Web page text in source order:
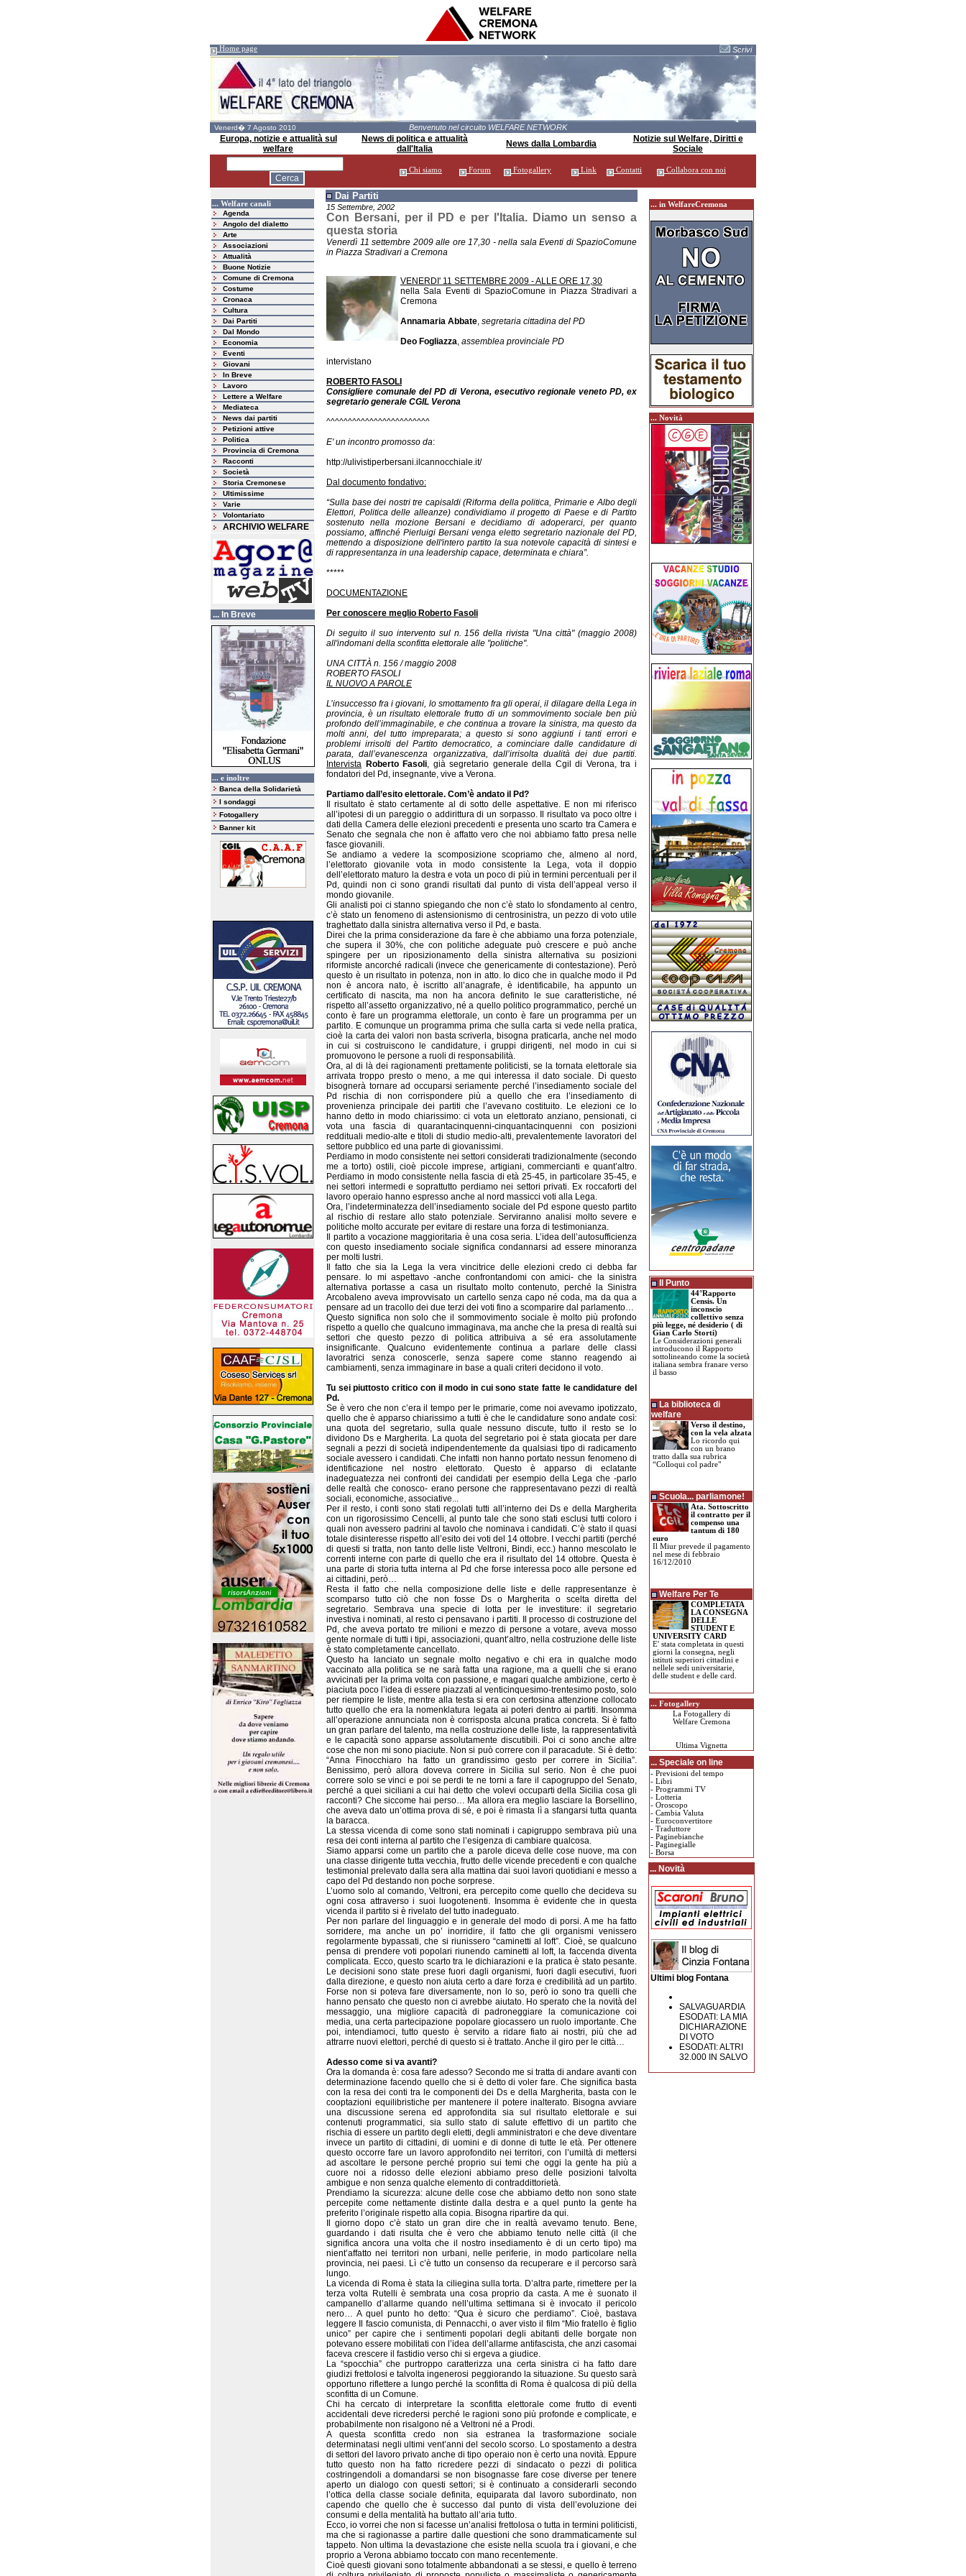
Home page Scrivi
Venerd� 7 Agosto 2010 Benvenuto nel circuito WELFARE NETWORK
Europa, notizie e attualità sul
welfare
News di politica e attualità
dall'Italia
News dalla Lombardia
Notizie sul Welfare, Diritti e
Sociale
Chi siamo Forum Fotogallery Link Contatti Collabora con noi
... Welfare canali
Agenda
Angolo del dialetto
Arte
Associazioni
Attualità
Buone Notizie
Comune di Cremona
Costume
Cronaca
Cultura
Dai Partiti
Dal Mondo
Economia
Eventi
Giovani
In Breve
Lavoro
Lettere a Welfare
Mediateca
News dai partiti
Petizioni attive
Politica
Provincia di Cremona
Racconti
Società
Storia Cremonese
Ultimissime
Varie
Volontariato
ARCHIVIO WELFARE
... In Breve
... e inoltre
Banca della Solidarietà
I sondaggi
Fotogallery
Banner kit
Dai Partiti
15 Settembre, 2002
Con Bersani, per il PD e per l'Italia. Diamo un senso a
questa storia
Venerdì 11 settembre 2009 alle ore 17,30 - nella sala Eventi di SpazioComune
in Piazza Stradivari a Cremona
VENERDI' 11 SETTEMBRE 2009 - ALLE ORE 17,30
nella Sala Eventi di SpazioComune in Piazza Stradivari a
Cremona
Annamaria Abbate, segretaria cittadina del PD
Deo Fogliazza, assemblea provinciale PD
intervistano
ROBERTO FASOLI
Consigliere comunale del PD di Verona, esecutivo regionale veneto PD, ex
segretario generale CGIL Verona
^^^^^^^^^^^^^^^^^^^^^^^^
E' un incontro promosso da:
http://ulivistiperbersani.ilcannocchiale.it/
Dal documento fondativo:
“Sulla base dei nostri tre capisaldi (Riforma della politica, Primarie e Albo degli
Elettori, Politica delle alleanze) condividiamo il progetto di Paese e di Partito
sostenuto nella mozione Bersani e decidiamo di adoperarci, per quanto
possiamo, affinché Pierluigi Bersani venga eletto segretario nazionale del PD,
mettendo a disposizione dell'intero partito la sua notevole capacità di sintesi e
di rappresentanza in una leadership capace, determinata e chiara”.
*****
DOCUMENTAZIONE
Per conoscere meglio Roberto Fasoli
Di seguito il suo intervento sul n. 156 della rivista "Una città" (maggio 2008)
all'indomani della sconfitta elettorale alle "politiche".
UNA CITTÀ n. 156 / maggio 2008
ROBERTO FASOLI
IL NUOVO A PAROLE
L’insuccesso fra i giovani, lo smottamento fra gli operai, il dilagare della Lega in
provincia, è un risultato elettorale frutto di un sommovimento sociale ben più
profondo dell’immaginabile, e che continua a trovare la sinistra, ma questo da
molti anni, del tutto impreparata; a questo si sono aggiunti i tanti errori e
problemi irrisolti del Partito democratico, a cominciare dalle candidature di
parata, dall’evanescenza organizzativa, dall’irrisolta dualità dei due partiti.
Intervista Roberto Fasoli, già segretario generale della Cgil di Verona, tra i
fondatori del Pd, insegnante, vive a Verona.
Partiamo dall’esito elettorale. Com’è andato il Pd?
Il risultato è stato certamente al di sotto delle aspettative. E non mi riferisco
all’ipotesi di un pareggio o addirittura di un sorpasso. Il risultato va poco oltre i
dati della Camera delle elezioni precedenti e presenta uno scarto tra Camera e
Senato che segnala che non è affatto vero che noi abbiamo fatto presa nelle
fasce giovanili.
Se andiamo a vedere la scomposizione scopriamo che, almeno al nord,
l’elettorato giovanile vota in modo consistente la Lega, vota il doppio
dell’elettorato maturo la destra e vota un poco di più in termini percentuali per il
Pd, quindi non ci sono grandi risultati dal punto di vista dell’appeal verso il
mondo giovanile.
Gli analisti poi ci stanno spiegando che non c’è stato lo sfondamento al centro,
c’è stato un fenomeno di astensionismo di centrosinistra, un pezzo di voto utile
traghettato dalla sinistra alternativa verso il Pd, e basta.
Direi che la prima considerazione da fare è che abbiamo una forza potenziale,
che supera il 30%, che con politiche adeguate può crescere e può anche
spingere per un riposizionamento della sinistra alternativa su posizioni
riformiste ancorché radicali (invece che genericamente di contestazione). Però
questo è un risultato in potenza, non in atto. Io dico che in qualche modo il Pd
non è ancora nato, è iscritto all’anagrafe, è identificabile, ha appunto un
certificato di nascita, ma non ha ancora definito le sue caratteristiche, né
rispetto all’assetto organizzativo, né a quello politico programmatico, perché un
conto è fare un programma elettorale, un conto è fare un programma per un
partito. E comunque un programma prima che sulla carta si vede nella pratica,
cioè la carta dei valori non basta scriverla, bisogna praticarla, anche nel modo
in cui si costruiscono le candidature, i gruppi dirigenti, nel modo in cui si
promuovono le persone a ruoli di responsabilità.
Ora, al di là dei ragionamenti prettamente politicisti, se la tornata elettorale sia
arrivata troppo presto o meno, a me qui interessa il dato sociale. Di questo
bisognerà tornare ad occuparsi seriamente perché l’insediamento sociale del
Pd rischia di non corrispondere più a quello che era l’insediamento di
provenienza principale dei partiti che l’avevano costituito. Le elezioni ce lo
hanno detto in modo chiarissimo: ci vota un elettorato anziano, pensionati, ci
vota una fascia di quarantacinquenni-cinquantacinquenni con posizioni
reddituali medio-alte e titoli di studio medio-alti, prevalentemente lavoratori del
settore pubblico ed una parte di giovanissimi.
Perdiamo in modo consistente nei settori considerati tradizionalmente (secondo
me a torto) ostili, cioè piccole imprese, artigiani, commercianti e quant’altro.
Perdiamo in modo consistente nella fascia di età 25-45, in particolare 35-45, e
nei settori intermedi e soprattutto perdiamo nei settori privati. Ex roccaforti del
lavoro operaio hanno espresso anche al nord massicci voti alla Lega.
Ora, l’indeterminatezza dell’insediamento sociale del Pd espone questo partito
al rischio di restare allo stato potenziale. Serviranno analisi molto severe e
politiche molto accurate per evitare di restare una forza di testimonianza.
Il partito a vocazione maggioritaria è una cosa seria. L’idea dell’autosufficienza
con questo insediamento sociale significa condannarsi ad essere minoranza
per molti lustri.
Il fatto che sia la Lega la vera vincitrice delle elezioni credo ci debba far
pensare. Io mi aspettavo -anche confrontandomi con amici- che la sinistra
alternativa portasse a casa un risultato molto contenuto, perché la Sinistra
Arcobaleno aveva improvvisato un cartello senza capo né coda, ma da qua a
pensare ad un tracollo dei due terzi dei voti fino a scomparire dal parlamento…
Questo significa non solo che il sommovimento sociale è molto più profondo
rispetto a quello che qualcuno immaginava, ma anche che la presa di realtà sui
settori che questo pezzo di politica attribuiva a sé era assolutamente
insignificante. Qualcuno evidentemente continua a parlare delle classi
lavoratrici senza conoscerle, senza sapere come stanno reagendo ai
cambiamenti, senza immaginare in base a quali criteri decidono il voto.
Tu sei piuttosto critico con il modo in cui sono state fatte le candidature del
Pd.
Se è vero che non c’era il tempo per le primarie, come noi avevamo ipotizzato,
quello che è apparso chiarissimo a tutti è che le candidature sono andate così:
una quota del segretario, sulla quale nessuno discute, tutto il resto se lo
dividono Ds e Margherita. La quota del segretario poi è stata giocata per dare
segnali a pezzi di società indipendentemente da qualsiasi tipo di radicamento
sociale avessero i candidati. Che infatti non hanno portato nessun fenomeno di
identificazione nel nostro elettorato. Questo è apparso di eclatante
inadeguatezza nei confronti dei candidati per esempio della Lega che -parlo
delle realtà che conosco- erano persone che rappresentavano pezzi di realtà
sociali, economiche, associative...
Per il resto, i conti sono stati regolati tutti all’interno dei Ds e della Margherita
con un rigorosissimo Cencelli, al punto tale che sono stati esclusi tutti coloro i
quali non avessero padrini al tavolo che nominava i candidati. C’è stato il quasi
totale disinteresse rispetto all’esito dei voti del 14 ottobre. I vecchi partiti (perché
di questi si tratta, non tanto delle liste Veltroni, Bindi, ecc.) hanno mescolato le
correnti interne con parte di quello che era il risultato del 14 ottobre. Questa è
una parte di storia tutta interna al Pd che forse interessa poco alle persone ed
ai cittadini, però…
Resta il fatto che nella composizione delle liste e delle rappresentanze è
scomparso tutto ciò che non fosse Ds o Margherita o scelta diretta del
segretario. Sembrava una specie di lotta per le investiture: il segretario
investiva i nominati, al resto ci pensavano i partiti. Il processo di costruzione del
Pd, che aveva portato tre milioni e mezzo di persone a votare, aveva mosso
gente normale di tutti i tipi, associazioni, quant’altro, nella costruzione delle liste
è stato completamente cancellato.
Questo ha lanciato un segnale molto negativo e chi era in qualche modo
vaccinato alla politica se ne sarà fatta una ragione, ma a quelli che si erano
avvicinati per la prima volta con passione, e magari qualche ambizione, certo è
piaciuta poco l’idea di essere piazzati al venticinquesimo-trentesimo posto, solo
per riempire le liste, mentre alla testa si era con certosina attenzione collocato
tutto quello che era la nomenklatura legata ai poteri dentro ai partiti. Insomma
all’operazione annunciata non è corrisposta alcuna pratica concreta. Si è fatto
un gran parlare del talento, ma nella costruzione delle liste, la rappresentatività
e le capacità sono apparse assolutamente discutibili. Poi ci sono anche altre
cose che non mi sono piaciute. Non si può correre con il paracadute. Si è detto:
“Anna Finocchiaro ha fatto un grandissimo gesto per correre in Sicilia”.
Benissimo, però allora doveva correre in Sicilia sul serio. Non è che puoi
correre solo se vinci e poi se perdi te ne torni a fare il capogruppo del Senato,
perché a quei siciliani a cui hai detto che volevi occuparti della Sicilia cosa gli
racconti? Che siccome hai perso… Ma allora era meglio lasciare la Borsellino,
che aveva dato un’ottima prova di sé, e poi è rimasta lì a sfangarsi tutta quanta
la baracca.
La stessa vicenda di come sono stati nominati i capigruppo sembrava più una
resa dei conti interna al partito che l’esigenza di cambiare qualcosa.
Siamo apparsi come un partito che a parole diceva delle cose nuove, ma con
una classe dirigente tutta vecchia, frutto delle vicende precedenti e con qualche
testimonial prelevato dalla sera alla mattina dai suoi lavori quotidiani e messo a
capo del Pd destando non poche sorprese.
L’uomo solo al comando, Veltroni, era percepito come quello che decideva su
ogni cosa attraverso i suoi luogotenenti. Insomma è evidente che in questa
vicenda il partito si è rivelato del tutto inadeguato.
Per non parlare del linguaggio e in generale del modo di porsi. A me ha fatto
sorridere, ma anche un po’ inorridire, il fatto che gli organismi venissero
regolarmente bypassati, che si riunissero “caminetti al loft”. Cioè, se qualcuno
pensa di prendere voti popolari riunendo caminetti al loft, la faccenda diventa
complicata. Ecco, questo scarto tra le dichiarazioni e la pratica è stato pesante.
Le decisioni sono state prese fuori dagli organismi, fuori dagli esecutivi, fuori
dalla direzione, e questo non aiuta certo a dare forza e credibilità ad un partito.
Forse non si poteva fare diversamente, non lo so, però io sono tra quelli che
hanno pensato che questo non ci avrebbe aiutato. Ho sperato che la novità del
messaggio, una migliore capacità di padroneggiare la comunicazione coi
media, una certa partecipazione popolare giocassero un ruolo importante. Che
poi, intendiamoci, tutto questo è servito a ridare fiato ai nostri, più che ad
attrarre nuovi elettori, perché di questo si è trattato. Anche il giro per le città…
Adesso come si va avanti?
Ora la domanda è: cosa fare adesso? Secondo me si tratta di andare avanti con
determinazione facendo quello che si è detto di voler fare. Che significa basta
con la resa dei conti tra le componenti dei Ds e della Margherita, basta con le
cooptazioni equilibristiche per mantenere il potere inalterato. Bisogna avviare
una discussione serena ed approfondita sia sul risultato elettorale e sui
contenuti programmatici, sia sullo stato di salute effettivo di un partito che
rischia di essere un partito degli eletti, degli amministratori e che deve diventare
invece un partito di cittadini, di uomini e di donne di tutte le età. Per ottenere
questo occorre fare un lavoro approfondito nei territori, con l’umiltà di mettersi
ad ascoltare le persone perché proprio sui temi che oggi la gente ha più a
cuore noi a ridosso delle elezioni abbiamo preso delle posizioni talvolta
ambigue e non senza qualche elemento di contraddittorietà.
Prendiamo la sicurezza: alcune delle cose che abbiamo detto non sono state
percepite come nettamente distinte dalla destra e a quel punto la gente ha
preferito l’originale rispetto alla copia. Bisogna ripartire da qui.
Il giorno dopo c’è stato un gran dire che in real­tà avevamo tenuto. Bene,
guardando i dati risulta che è vero che abbiamo tenuto nelle città (il che
significa ancora una volta che il nostro insediamento è di un certo tipo) ma
nient’affatto nei territori non urbani, nelle periferie, in modo particolare nella
provincia, nei paesi. Lì c’è tutto un consenso da recuperare e il percorso sarà
lungo.
La vicenda di Roma è stata la ciliegina sulla torta. D’altra parte, rimettere per la
terza volta Rutelli è sembrata una cosa proprio da casta. A me è suonato il
campanello d’allarme quando nell’ultima settimana si è invocato il pericolo
nero… A quel punto ho detto: “Qua è sicuro che perdiamo”. Cioè, bastava
leggere Il fascio comunista, di Pennacchi, o aver visto il film “Mio fratello è figlio
unico” per capire che i sentimenti popolari degli abitanti delle borgate non
potevano essere mobilitati con l’idea dell’allarme antifascista, che anzi casomai
faceva crescere il fastidio verso chi si ergeva a giudice.
La “spocchia” che purtroppo caratterizza una certa sinistra ci ha fatto dare
giudizi frettolosi e talvolta ingenerosi peggiorando la situazione. Su questo sarà
opportuno riflettere a lungo perché la sconfitta di Roma è qualcosa di più della
sconfitta di un Comune.
Chi ha cercato di interpretare la sconfitta elettorale come frutto di eventi
accidentali deve ricredersi perché le ragioni sono più profonde e complicate, e
probabilmente non risalgono né a Veltroni né a Prodi.
A questa sconfitta credo non sia estranea la trasformazione sociale
determinatasi negli ultimi vent’anni del secolo scorso. Lo spostamento a destra
di settori del lavoro privato anche di tipo operaio non è certo una novità. Eppure
tutto questo non ha fatto ricredere pezzi di sindacato o pezzi di politica
costringendoli a domandarsi se non bisognasse fare cose diverse per tenere
aperto un dialogo con questi settori; si è continuato a considerarli secondo
l’ottica della classe sociale definita, equiparata dal lavoro subordinato, non
capendo che quello che è successo dal punto di vista dell’evoluzione dei
consumi e della mentalità ha buttato all’aria tutto.
Ecco, io vorrei che non si facesse un’analisi frettolosa o tutta in termini politicisti,
ma che si ragionasse a partire dalle questioni che sono drammaticamente sul
tappeto. Non ultima la devastazione che esiste nella scuola tra i giovani, e che
proprio a Verona abbiamo toccato con mano recentemente.
Cioè questi giovani sono totalmente abbandonati a se stessi, e quello è terreno
... in WelfareCremona
... Novità
Il Punto
44°Rapporto
Censis. Un
inconscio
collettivo senza
più legge, né desiderio ( di
Gian Carlo Storti)
Le Considerazioni generali
introducono il Rapporto
sottolineando come la società
italiana sembra franare verso
il basso
La biblioteca di
welfare
Verso il destino,
con la vela alzata
Lo ricordo qui
con un brano
tratto dalla sua rubrica
“Colloqui col padre"
Scuola... parliamone!
Ata. Sottoscritto
il contratto per il
compenso una
tantum di 180
euro
Il Miur prevede il pagamento
nel mese di febbraio
16/12/2010
Welfare Per Te
COMPLETATA
LA CONSEGNA
DELLE
STUDENT E
UNIVERSITY CARD
E' stata completata in questi
giorni la consegna, negli
istituti superiori cittadini e
nellele sedi universitarie,
delle student e delle card.
... Fotogallery
La Fotogallery di
Welfare Cremona
Ultima Vignetta
... Speciale on line
- Previsioni del tempo
- Libri
- Programmi TV
- Lotteria
- Oroscopo
- Cambia Valuta
- Euroconvertitore
- Traduttore
- Paginebianche
- Paginegialle
- Borsa
... Novità
Ultimi blog Fontana
SALVAGUARDIA
ESODATI: LA MIA
DICHIARAZIONE
DI VOTO
ESODATI: ALTRI
32.000 IN SALVO